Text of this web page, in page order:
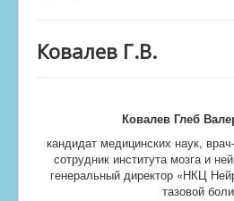
О центре
Пройти тест
Контакты
Ковалев Г.В.
Ковалев Глеб
кандидат медицинских наук,
сотрудник института мозга и
генеральный директор «НКЦ
тазовой